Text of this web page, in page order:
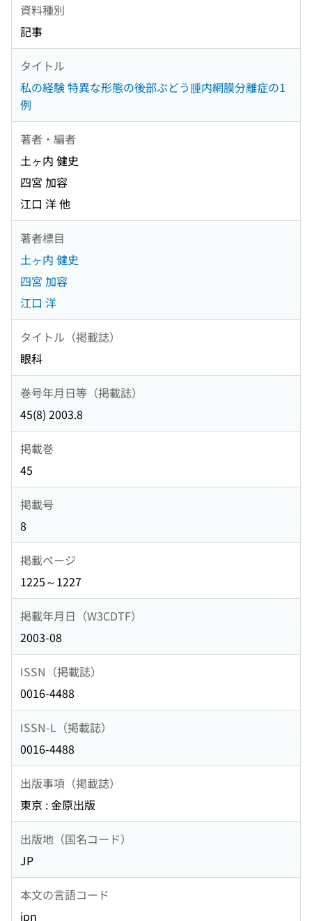
資料種別
記事
タイトル
私の経験 特異な形態の後部ぶどう腫内網膜分離症の1
例
著者・編者
土ヶ内 健史
四宮 加容
江口 洋 他
著者標目
土ヶ内 健史
四宮 加容
江口 洋
タイトル（掲載誌）
眼科
巻号年月日等（掲載誌）
45(8) 2003.8
掲載巻
45
掲載号
8
掲載ページ
1225～1227
掲載年月日（W3CDTF）
2003-08
ISSN（掲載誌）
0016-4488
ISSN-L（掲載誌）
0016-4488
出版事項（掲載誌）
東京 : 金原出版
出版地（国名コード）
JP
本文の言語コード
jpn